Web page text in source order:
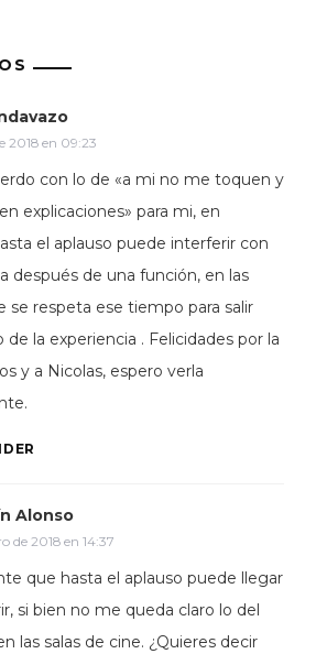
2018 en 09:23
con lo de «a mi no me toquen y
explicaciones» para mi, en
el aplauso puede interferir con
después de una función, en las
se respeta ese tiempo para salir
de la experiencia . Felicidades por la
y a Nicolas, espero verla
Alonso
de 2018 en 14:37
que hasta el aplauso puede llegar
si bien no me queda claro lo del
las salas de cine. ¿Quieres decir